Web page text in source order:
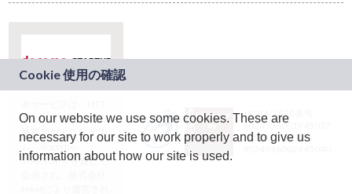
ドコモグループの新
規事業創出プログラ
ム「docomo
STARTUP」を通じて
JASRAC許諾番号：
9024936001Y45037
JASRAC許諾番号：
On our website we use some cookies. These are
necessary for our site to work properly and to give us
information about how our site is used.